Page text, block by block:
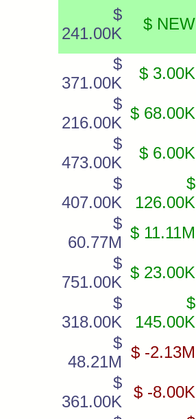
$
241.00K
$ NEW
$
371.00K
$ 3.00K
$
216.00K
$ 68.00K
$
473.00K
$ 6.00K
$
407.00K
$
126.00K
$
60.77M
$ 11.11M
$
751.00K
$ 23.00K
$
318.00K
$
145.00K
$
48.21M
$ -2.13M
$
361.00K
$ -8.00K